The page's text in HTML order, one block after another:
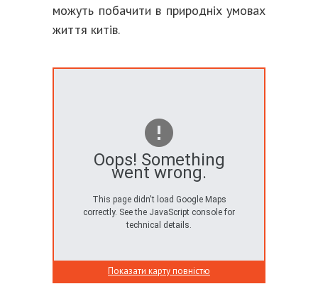
можуть побачити в природніх умовах
життя китів.
Oops! Something
went wrong.
This page didn't load Google Maps
correctly. See the JavaScript console for
technical details.
Показати карту повністю